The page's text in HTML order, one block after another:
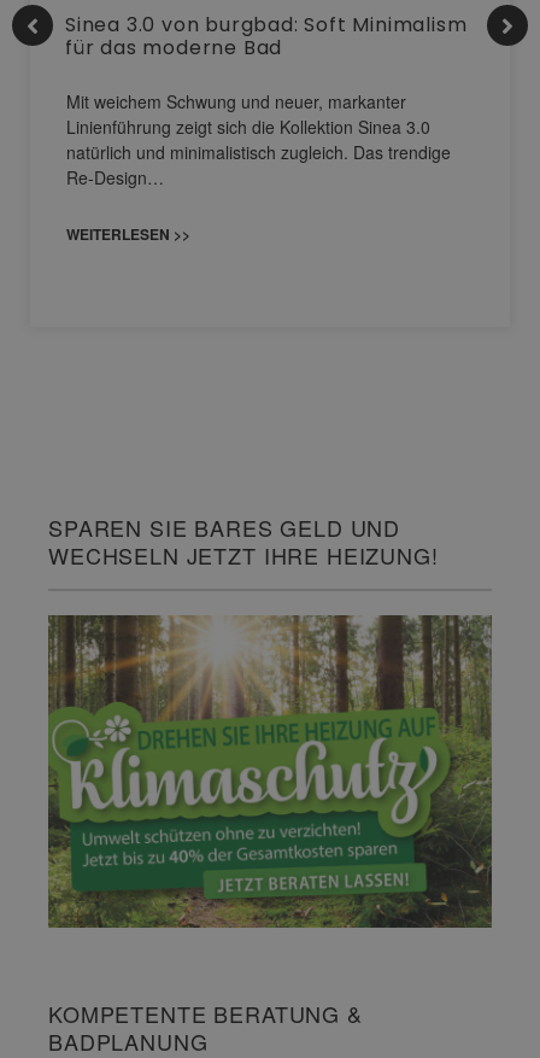
Sinea 3.0 von burgbad: Soft Minimalism
für das moderne Bad
Mit weichem Schwung und neuer, markanter
Linienführung zeigt sich die Kollektion Sinea 3.0
natürlich und minimalistisch zugleich. Das trendige
Re-Design…
WEITERLESEN >>
SPAREN SIE BARES GELD UND
WECHSELN JETZT IHRE HEIZUNG!
KOMPETENTE BERATUNG &
BADPLANUNG